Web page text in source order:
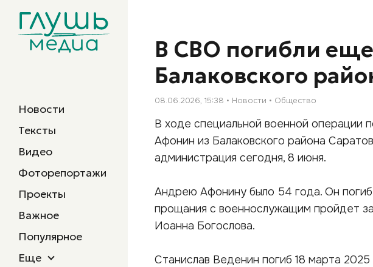
Новости
Тексты
Видео
Фоторепортажи
Проекты
Важное
Популярное
Еще
В СВО погибли
Балаковского
08.06.2026, 15:38 Новости Общество
В ходе специальной военной операции
Афонин из Балаковского района
администрация сегодня, 8 июня.
Андрею Афонину было 54 года. Он
прощания с военнослужащим пройдет
Иоанна Богослова.
Станислав Веденин погиб 18 марта